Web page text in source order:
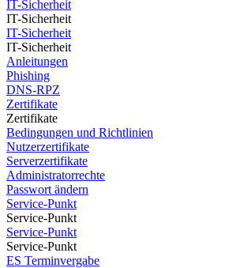
IT-Sicherheit
IT-Sicherheit
IT-Sicherheit
IT-Sicherheit
Anleitungen
Phishing
DNS-RPZ
Zertifikate
Zertifikate
Bedingungen und Richtlinien
Nutzerzertifikate
Serverzertifikate
Administratorrechte
Passwort ändern
Service-Punkt
Service-Punkt
Service-Punkt
Service-Punkt
ES Terminvergabe